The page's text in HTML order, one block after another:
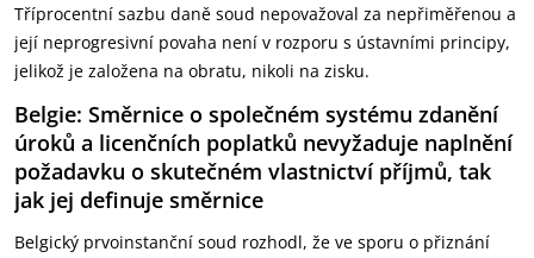
Tříprocentní sazbu daně soud nepovažoval za nepřiměřenou a
její neprogresivní povaha není v rozporu s ústavními principy,
jelikož je založena na obratu, nikoli na zisku.
Belgie: Směrnice o společném systému zdanění
úroků a licenčních poplatků nevyžaduje naplnění
požadavku o skutečném vlastnictví příjmů, tak
jak jej definuje směrnice
Belgický prvoinstanční soud rozhodl, že ve sporu o přiznání